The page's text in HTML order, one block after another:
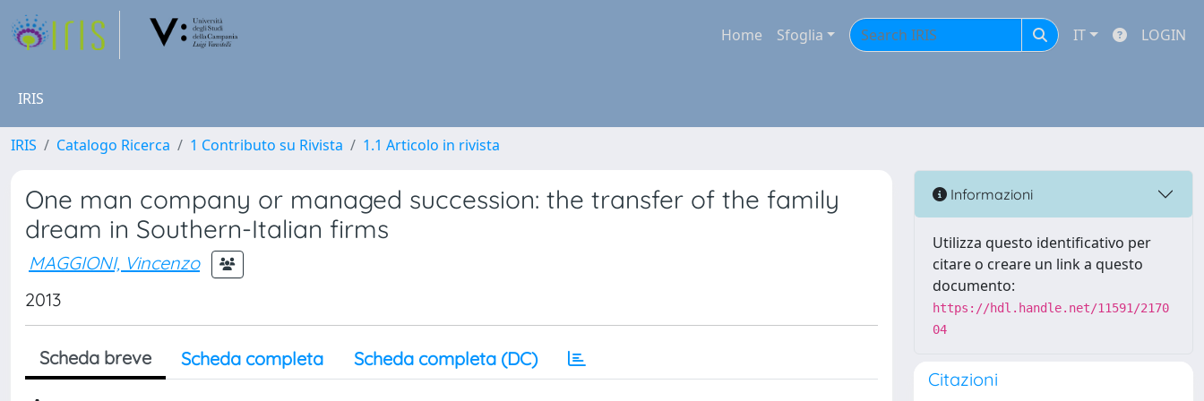
Home Sfoglia IT LOGIN
IRIS
IRIS Catalogo Ricerca 1 Contributo su Rivista 1.1 Articolo in rivista
One man company or managed succession: the transfer of the family
dream in Southern-Italian firms
MAGGIONI, Vincenzo
2013
Scheda breve Scheda completa Scheda completa (DC)
Informazioni
Utilizza questo identificativo per
citare o creare un link a questo
documento:
https://hdl.handle.net/11591/2170
04
Citazioni